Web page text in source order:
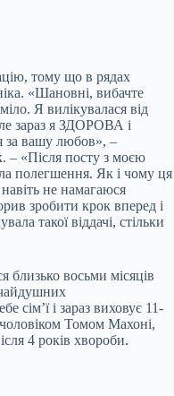
тому що в рядах
«Шановні, вибачте
Я вилікувалася від
зараз я ЗДОРОВА і
за вашу любов», –
– «Після посту з моєю
полегшення. Як і чому ця
не намагаюся
зробити крок вперед і
такої віддачі, стільки
близько восьми місяців
сім’ї і зараз виховує 11-
Томом Махоні,
4 років хвороби.